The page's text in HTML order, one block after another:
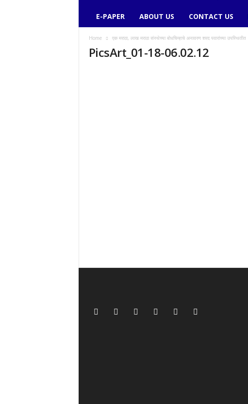
E-PAPER ABOUT US CONTACT US
Home एक मराठा, लाख मराठा संस्थेच्या बोधचिन्हाचे अनावरण शरद पवारांच्या उपस्थितीत
PicsArt_01-18-06.02.12